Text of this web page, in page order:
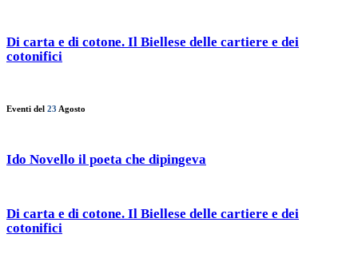
Di carta e di cotone. Il Biellese delle cartiere e dei
cotonifici
Eventi del 23 Agosto
Ido Novello il poeta che dipingeva
Di carta e di cotone. Il Biellese delle cartiere e dei
cotonifici